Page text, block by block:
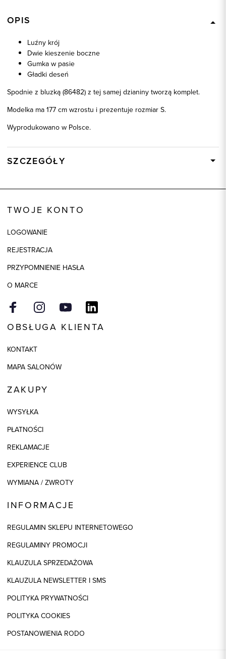
OPIS
Luźny krój
Dwie kieszenie boczne
Gumka w pasie
Gładki deseń
Spodnie z bluzką (86482) z tej samej dzianiny tworzą komplet.
Modelka ma 177 cm wzrostu i prezentuje rozmiar S.
Wyprodukowano w Polsce.
SZCZEGÓŁY
Kolor
Skład tkaniny
TWOJE KONTO
LOGOWANIE
REJESTRACJA
PRZYPOMNIENIE HASŁA
O MARCE
OBSŁUGA KLIENTA
KONTAKT
MAPA SALONÓW
ZAKUPY
WYSYŁKA
PŁATNOŚCI
REKLAMACJE
EXPERIENCE CLUB
WYMIANA / ZWROTY
INFORMACJE
REGULAMIN SKLEPU INTERNETOWEGO
REGULAMINY PROMOCJI
KLAUZULA SPRZEDAŻOWA
KLAUZULA NEWSLETTER I SMS
POLITYKA PRYWATNOŚCI
POLITYKA COOKIES
POSTANOWIENIA RODO